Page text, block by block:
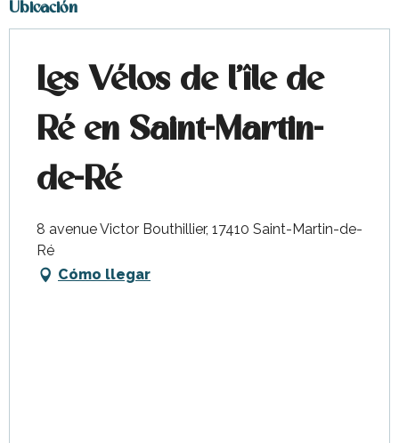
Ubicación
Les Vélos de l'île de
Ré en Saint-Martin-
de-Ré
8 avenue Victor Bouthillier, 17410 Saint-Martin-de-
Ré
Cómo llegar